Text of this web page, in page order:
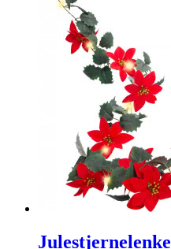
Julestjernelenke